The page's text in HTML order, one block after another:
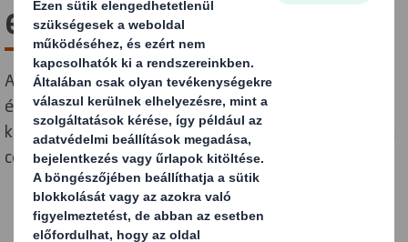
elleni küzdelemben
A magány leküzdése és a kötődés elősegítése
érdekében a Museum of Brand-szel együttműködve
kifejlesztettünk egy különleges Brand Boxot, melynek
célja a gondozók és a demenciában élők támogatása.